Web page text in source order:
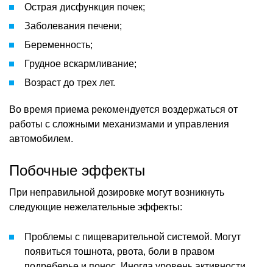
Острая дисфункция почек;
Заболевания печени;
Беременность;
Грудное вскармливание;
Возраст до трех лет.
Во время приема рекомендуется воздержаться от
работы с сложными механизмами и управления
автомобилем.
Побочные эффекты
При неправильной дозировке могут возникнуть
следующие нежелательные эффекты:
Проблемы с пищеварительной системой. Могут
появиться тошнота, рвота, боли в правом